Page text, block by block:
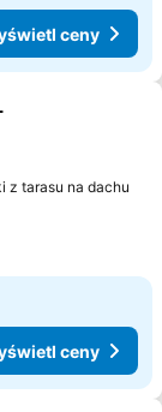
ceny
z tarasu na dachu
ceny